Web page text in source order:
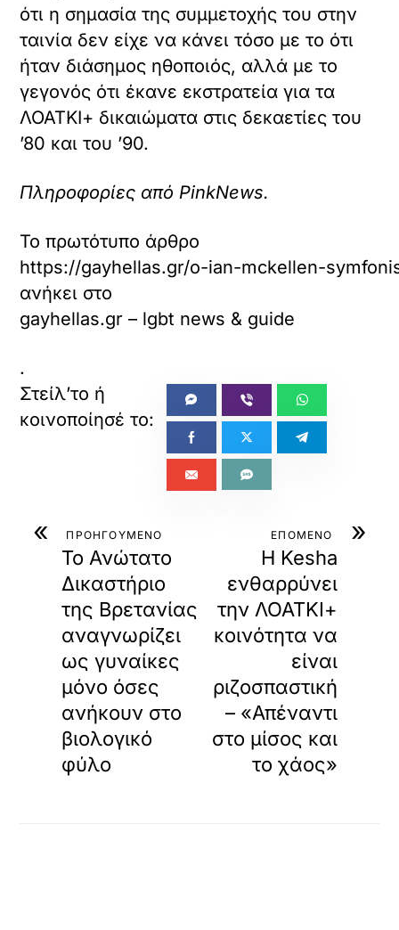
ότι η σημασία της συμμετοχής του στην
ταινία δεν είχε να κάνει τόσο με το ότι
ήταν διάσημος ηθοποιός, αλλά με το
γεγονός ότι έκανε εκστρατεία για τα
ΛΟΑΤΚΙ+ δικαιώματα στις δεκαετίες του
’80 και του ’90.
Πληροφορίες από PinkNews.
Το πρωτότυπο άρθρο
https://gayhellas.gr/o-ian-mckellen-
ανήκει στο
gayhellas.gr – lgbt news & guide
.
« ΠΡΟΗΓΟΥΜΕΝΟ
Το Ανώτατο
Δικαστήριο
της Βρετανίας
αναγνωρίζει
ως γυναίκες
μόνο όσες
ανήκουν στο
βιολογικό
φύλο
»
ΕΠΟΜΕΝΟ
Η Kesha
ενθαρρύνει
την ΛΟΑΤΚΙ+
κοινότητα να
είναι
ριζοσπαστική
– «Απέναντι
στο μίσος και
το χάος»